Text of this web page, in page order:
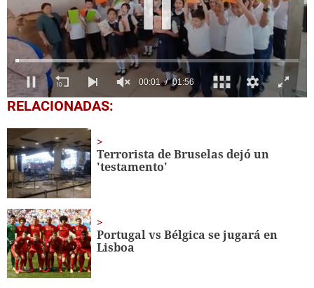
0
seconds
minute,
56
seconds
00:03 01:56
RELACIONADAS:
Terrorista de Bruselas dejó un
'testamento'
Portugal vs Bélgica se jugará en
Lisboa